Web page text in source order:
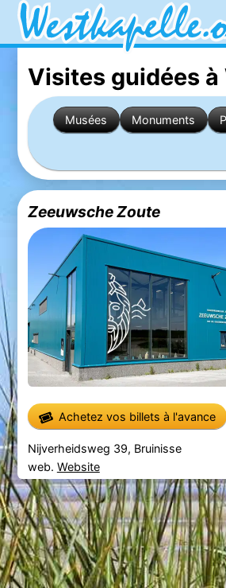
Visites guidées
Musées Monuments
Zeeuwsche Zoute
Achetez vos billets à l'avance
Nijverheidsweg 39, Bruinisse
web. Website